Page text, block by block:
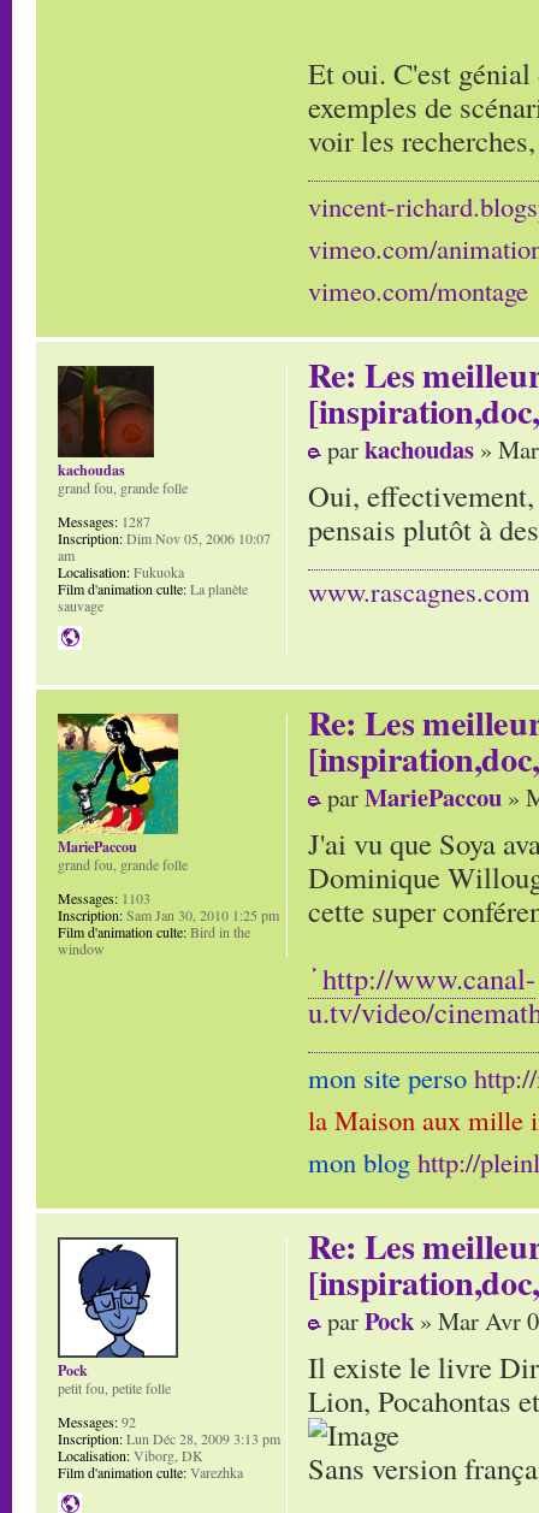
Et oui. C'est génial
exemples de
voir les
vincent-
vimeo.com/
vimeo.com/montage
Re: Les
parkachoudas »
Oui,
pensais plutôt à
www.rascagnes.com
kachoudas
grand fou, grande folle
Messages: 1287
Inscription:Dim Nov 05, 2006 10:07
am
Localisation:Fukuoka
Film d'animation culte:La planète
sauvage
Re: Les
parMariePaccou »
J'ai vu que Soya
Dominique
cette super
http://www.canal-
u.tv/video/
mon site perso
la Maison aux mille
mon blog http://
MariePaccou
grand fou, grande folle
Messages: 1103
Inscription:Sam Jan 30, 2010 1:25 pm
Film d'animation culte:Bird in the
window
Re: Les
parPock » Mar Avr
Il existe le livre
Lion, Pocahontas
Sans version
Pock
petit fou, petite folle
Messages:92
Inscription:Lun Déc 28, 2009 3:13 pm
Localisation:Viborg, DK
Film d'animation culte:Varezhka